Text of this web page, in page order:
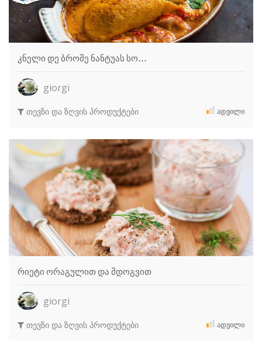
კნელი დე ბროშე ნანტუას სო…
giorgi
თევზი და ზღვის პროდუქტები ᲐᲓᲕᲘᲚᲘ
რიეტი ორაგულით და მდოგვით
giorgi
თევზი და ზღვის პროდუქტები ᲐᲓᲕᲘᲚᲘ